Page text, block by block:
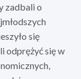
zadbali o
się
odprężyć się w